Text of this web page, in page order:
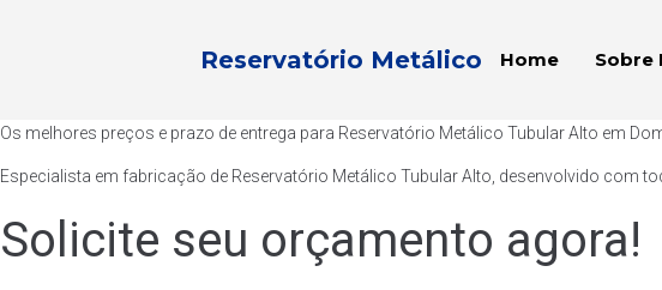
Reservatório Metálico Home Sobre
Os melhores preços e prazo de entrega para Reservatório Metálico Tubular Alto em
Especialista em fabricação de Reservatório Metálico Tubular Alto, desenvolvido com
Solicite seu orçamento agora!